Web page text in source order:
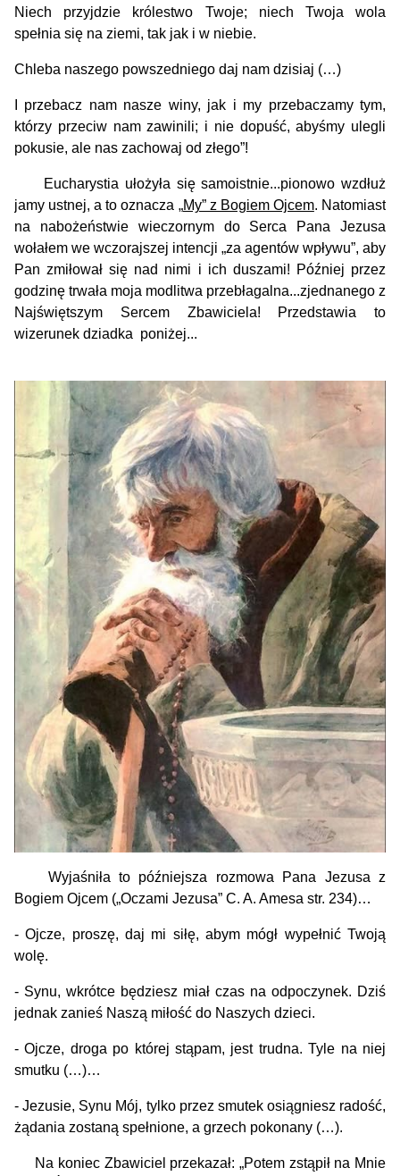
Niech przyjdzie królestwo Twoje; niech Twoja wola
spełnia się na ziemi, tak jak i w niebie.
Chleba naszego powszedniego daj nam dzisiaj (…)
I przebacz nam nasze winy, jak i my przebaczamy tym,
którzy przeciw nam zawinili; i nie dopuść, abyśmy ulegli
pokusie, ale nas zachowaj od złego”!
Eucharystia ułożyła się samoistnie...pionowo wzdłuż
jamy ustnej, a to oznacza „My” z Bogiem Ojcem. Natomiast
na nabożeństwie wieczornym do Serca Pana Jezusa
wołałem we wczorajszej intencji „za agentów wpływu”, aby
Pan zmiłował się nad nimi i ich duszami! Później przez
godzinę trwała moja modlitwa przebłagalna...zjednanego z
Najświętszym Sercem Zbawiciela! Przedstawia to
wizerunek dziadka poniżej...
Wyjaśniła to późniejsza rozmowa Pana Jezusa z
Bogiem Ojcem („Oczami Jezusa” C. A. Amesa str. 234)…
- Ojcze, proszę, daj mi siłę, abym mógł wypełnić Twoją
wolę.
- Synu, wkrótce będziesz miał czas na odpoczynek. Dziś
jednak zanieś Naszą miłość do Naszych dzieci.
- Ojcze, droga po której stąpam, jest trudna. Tyle na niej
smutku (…)…
- Jezusie, Synu Mój, tylko przez smutek osiągniesz radość,
żądania zostaną spełnione, a grzech pokonany (…).
Na koniec Zbawiciel przekazał: „Potem zstąpił na Mnie